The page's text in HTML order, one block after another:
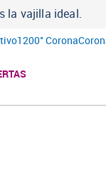
la vajilla ideal.
1200° Corona